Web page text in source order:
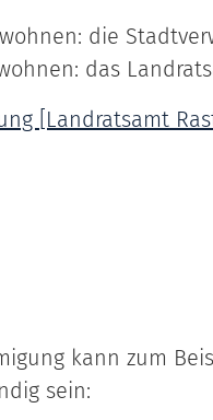
die
das
[Landratsamt
kann zum
sein: